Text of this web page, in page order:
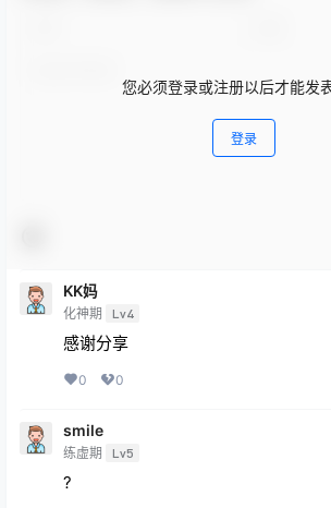
您必须登录或注册以后才能发
登录
KK妈
化神期 Lv4
感谢分享
0 0
smile
练虚期 Lv5
?